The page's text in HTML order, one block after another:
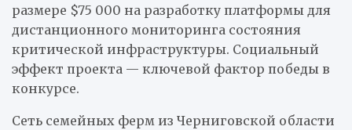
размере $75 000 на разработку платформы для
дистанционного мониторинга состояния
критической инфраструктуры. Социальный
эффект проекта — ключевой фактор победы в
конкурсе.
Сеть семейных ферм из Черниговской области